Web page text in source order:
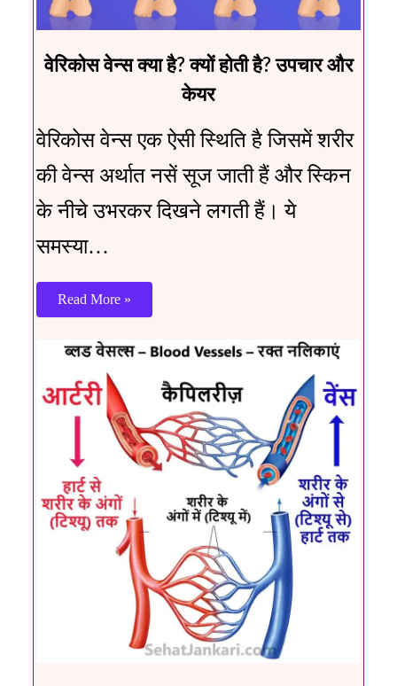
वेरिकोस वेन्स क्या है? क्यों होती है? उपचार और
केयर
वेरिकोस वेन्स एक ऐसी स्थिति है जिसमें शरीर
की वेन्स अर्थात नसें सूज जाती हैं और स्किन
के नीचे उभरकर दिखने लगती हैं। ये
समस्या…
Read More »